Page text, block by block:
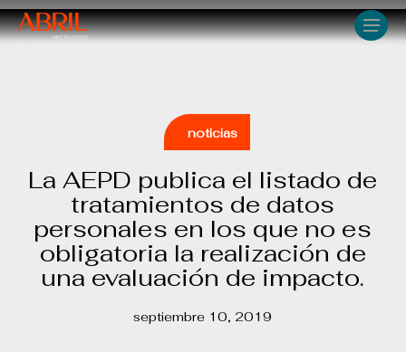
Skip
to
main
Menu
noticias
La AEPD publica el listado de
tratamientos de datos
personales en los que no es
obligatoria la realización de
una evaluación de impacto.
septiembre 10, 2019